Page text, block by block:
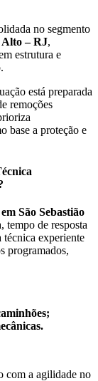
no segmento
Alto – RJ,
estrutura e
está preparada
remoções
base a proteção e
São Sebastião
tempo de resposta
experiente
programados,
com a agilidade no